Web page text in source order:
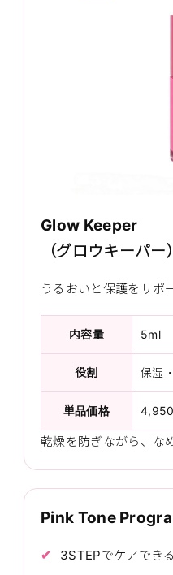
Glow Keeper
（グロウキーパー）
うるおいと保護をサポ
内容量 5ml
役割 保湿
単品価格 4,950
乾燥を防ぎながら、な
Pink Tone
3STEPでケアでき